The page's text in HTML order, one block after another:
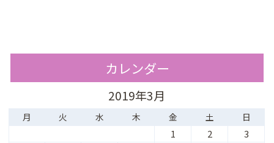
カレンダー
2019年3月
月 火 水 木 金 土 日
1 2
3